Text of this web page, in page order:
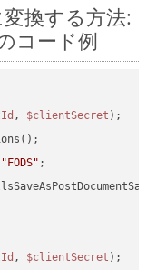
換する方法:
コード例
, $clientSecret
"FODS"
, $clientSecret